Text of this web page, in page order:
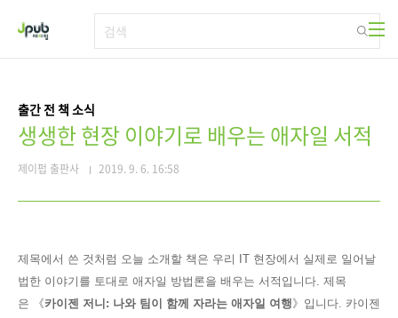
출간 전 책 소식
생생한 현장 이야기로 배우는 애자일 서적
제이펍 출판사 2019. 9. 6. 16:58
제목에서 쓴 것처럼 오늘 소개할 책은 우리 IT 현장에서 실제로 일어날
법한 이야기를 토대로 애자일 방법론을 배우는 서적입니다. 제목
은
《카이젠 저니 : 나와 팀이 함께 자라는 애자일 여행》 입니다. 카이젠